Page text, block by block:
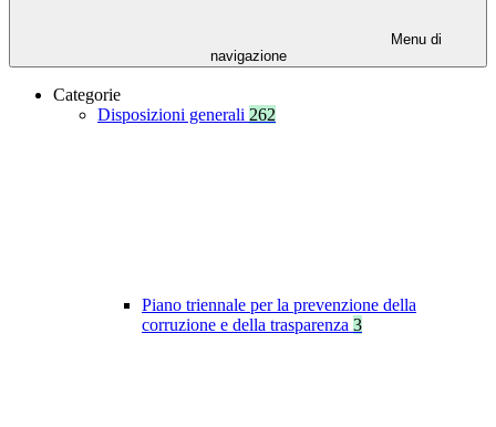
Menu di
navigazione
Categorie
Disposizioni generali 262
Piano triennale per la prevenzione della
corruzione e della trasparenza 3